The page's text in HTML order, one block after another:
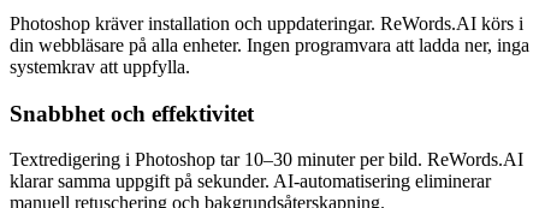
Photoshop kräver installation och uppdateringar. ReWords.AI körs i
din webbläsare på alla enheter. Ingen programvara att ladda ner, inga
systemkrav att uppfylla.
Snabbhet och effektivitet
Textredigering i Photoshop tar 10–30 minuter per bild. ReWords.AI
klarar samma uppgift på sekunder. AI-automatisering eliminerar
manuell retuschering och bakgrundsåterskapning.